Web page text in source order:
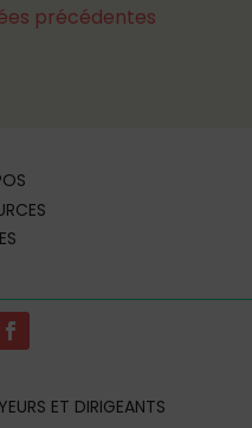
précédentes
ET DIRIGEANTS